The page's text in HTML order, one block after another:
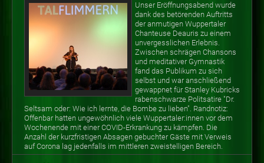
Unser Eröffnungsabend wurde
dank des betörenden Auftritts
der anmutigen Wuppertaler
Chanteuse Deauris zu einem
unvergesslichen Erlebnis.
Zwischen schrägen Chansons
und meditativer Gymnastik
fand das Publikum zu sich
selbst und war anschließend
gewappnet für Stanley Kubricks
rabenschwarze Politsatire "Dr.
Seltsam oder: Wie ich lernte, die Bombe zu lieben". Randnotiz:
Offenbar hatten ungewöhnlich viele Wuppertaler:innen vor dem
Wochenende mit einer COVID-Erkrankung zu kämpfen. Die
Anzahl der kurzfristigen Absagen gebuchter Gäste mit Verweis
auf Corona lag jedenfalls im mittleren zweistelligen Bereich.